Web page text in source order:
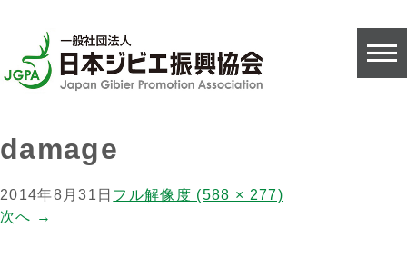
damage
2014年8月31日 フル解像度 (588 × 277)
次へ →